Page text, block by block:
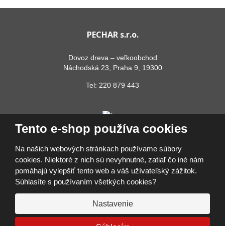
Tento e-shop používa cookies
Na našich webových stránkach používame súbory
cookies. Niektoré z nich sú nevyhnutné, zatiaľ čo iné nám
pomáhajú vylepšiť tento web a váš užívateľský zážitok.
Súhlasíte s používaním všetkých cookies?
Nastavenie
PECHAR s.r.o.
Dovoz dreva – veľkoobchod
Náchodská 23, Praha 9, 19300
Tel: 220 879 443
© 2026, PECHAR s.r.o.
Vyhlásenie o prístupnosti |Ochrana osobných údajov
Prihlásiť sa
VISA MasterCard